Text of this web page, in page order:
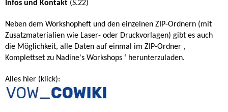
Infos und Kontakt (S.22)
Neben dem Workshopheft und den einzelnen ZIP-Ordnern (mit
Zusatzmaterialien wie Laser- oder Druckvorlagen) gibt es auch
die Möglichkeit, alle Daten auf einmal im ZIP-Ordner ‚
Komplettset zu Nadine's Workshops ‘ herunterzuladen.
Alles hier (klick):